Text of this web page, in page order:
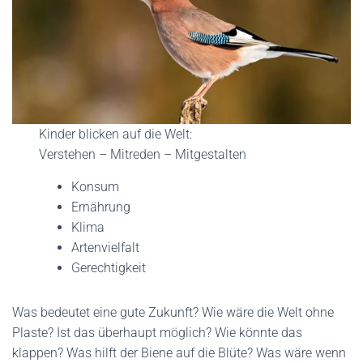
Kinder blicken auf die Welt:
Verstehen – Mitreden – Mitgestalten
Konsum
Ernährung
Klima
Artenvielfalt
Gerechtigkeit
Was bedeutet eine gute Zukunft? Wie wäre die Welt ohne
Plaste? Ist das überhaupt möglich? Wie könnte das
klappen? Was hilft der Biene auf die Blüte? Was wäre wenn